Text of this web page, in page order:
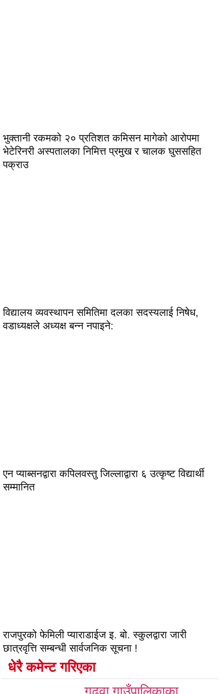
भुक्तानी रकमको २० प्रतिशत कमिसन मागेको आरोपमा
भेटेरिनरी अस्पतालका निमित्त प्रमुख र चालक घुससहित
पक्राउ
विद्यालय व्यवस्थापन समितिमा दलका सदस्यलाई निषेध,
वडाध्यक्षले अध्यक्ष बन्न नपाइने:
एन प्याब्सनद्वारा कपिलवस्तु जिल्लाद्वारा ६ उत्कृष्ट विद्यार्थी
सम्मानित
राजपुरको फेमिली प्याराडाईज इ. बो. स्कुलद्वारा जारी
छात्रवृत्ति सम्बन्धी सार्वजनिक सूचना !
धेरै कमेन्ट गरिएका